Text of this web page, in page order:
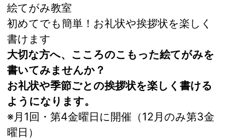
絵てがみ教室
初めてでも簡単！お礼状や挨拶状を楽しく
書けます
大切な方へ、こころのこもった絵てがみを
書いてみませんか？
お礼状や季節ごとの挨拶状を楽しく書ける
ようになります。
※月1回・第4金曜日に開催（12月のみ第3金
曜日）